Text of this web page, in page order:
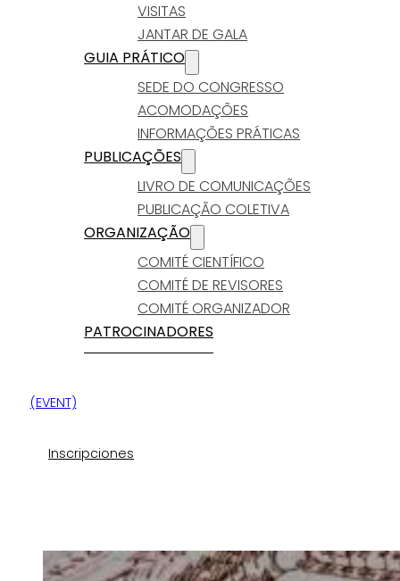
VISITAS
JANTAR DE GALA
GUIA PRÁTICO
SEDE DO CONGRESSO
ACOMODAÇÕES
INFORMAÇÕES PRÁTICAS
PUBLICAÇÕES
LIVRO DE COMUNICAÇÕES
PUBLICAÇÃO COLETIVA
ORGANIZAÇÃO
COMITÉ CIENTÍFICO
COMITÉ DE REVISORES
COMITÉ ORGANIZADOR
PATROCINADORES
(EVENT)
Inscripciones